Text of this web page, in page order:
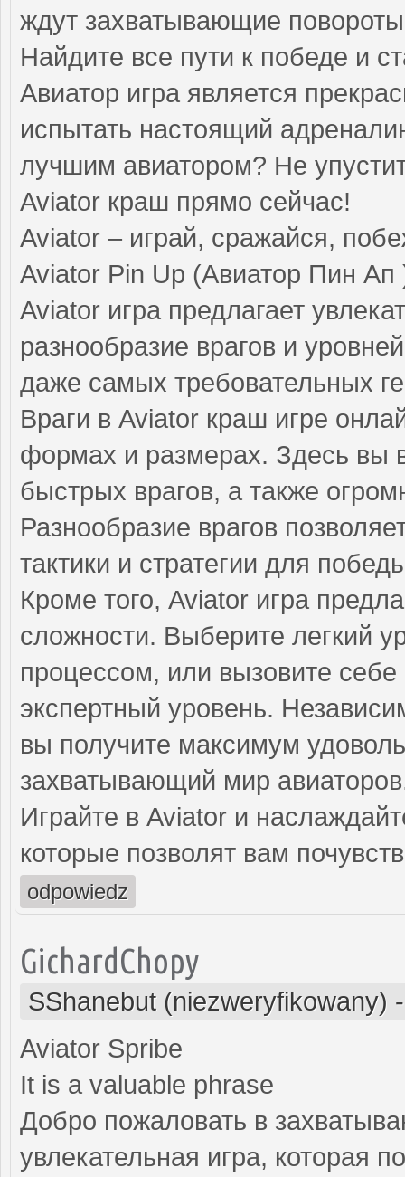
ждут захватывающие
Найдите все пути к победе и
Авиатор игра является
испытать настоящий
лучшим авиатором? Не
Aviator краш прямо сейчас!
Aviator – играй, сражайся,
Aviator Pin Up (Авиатор Пин Ап
Aviator игра предлагает
разнообразие врагов и
даже самых требовательных
Враги в Aviator краш игре
формах и размерах. Здесь вы
быстрых врагов, а также
Разнообразие врагов
тактики и стратегии для
Кроме того, Aviator игра
сложности. Выберите легкий
процессом, или вызовите
экспертный уровень.
вы получите максимум
захватывающий мир
Играйте в Aviator и
которые позволят вам
odpowiedz
GichardChopy
SShanebut (niezweryfikowany)
Aviator Spribe
It is a valuable phrase
Добро пожаловать в
увлекательная игра, которая